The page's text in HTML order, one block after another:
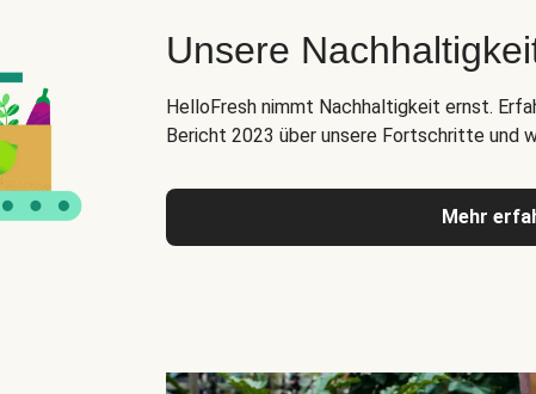
Unsere
HelloFresh nimmt Nachhaltigkeit ernst.
Bericht 2023 über unsere Fortschritte und
Mehr